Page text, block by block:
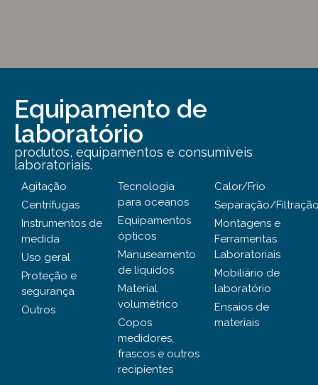
Equipamento de
laboratório
produtos, equipamentos e consumíveis
laboratoriais.
Agitação
Centrífugas
Instrumentos de
medida
Uso geral
Proteção e
segurança
Outros
Tecnologia
para oceanos
Equipamentos
ópticos
Manuseamento
de líquidos
Material
volumétrico
Copos
medidores,
frascos e outros
recipientes
Calor/Frio
Separação/
Montagens e
Ferramentas
Laboratoriais
Mobiliário de
laboratório
Ensaios de
materiais